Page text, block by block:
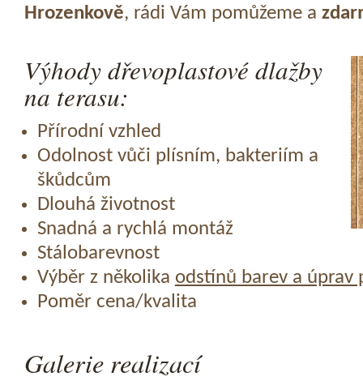
Hrozenkově, rádi Vám pomůžeme a
Výhody dřevoplastové dlažby
na terasu:
Přírodní vzhled
Odolnost vůči plísním, bakteriím a
škůdcům
Dlouhá životnost
Snadná a rychlá montáž
Stálobarevnost
Výběr z několika odstínů barev a úprav
Poměr cena/kvalita
Galerie realizací